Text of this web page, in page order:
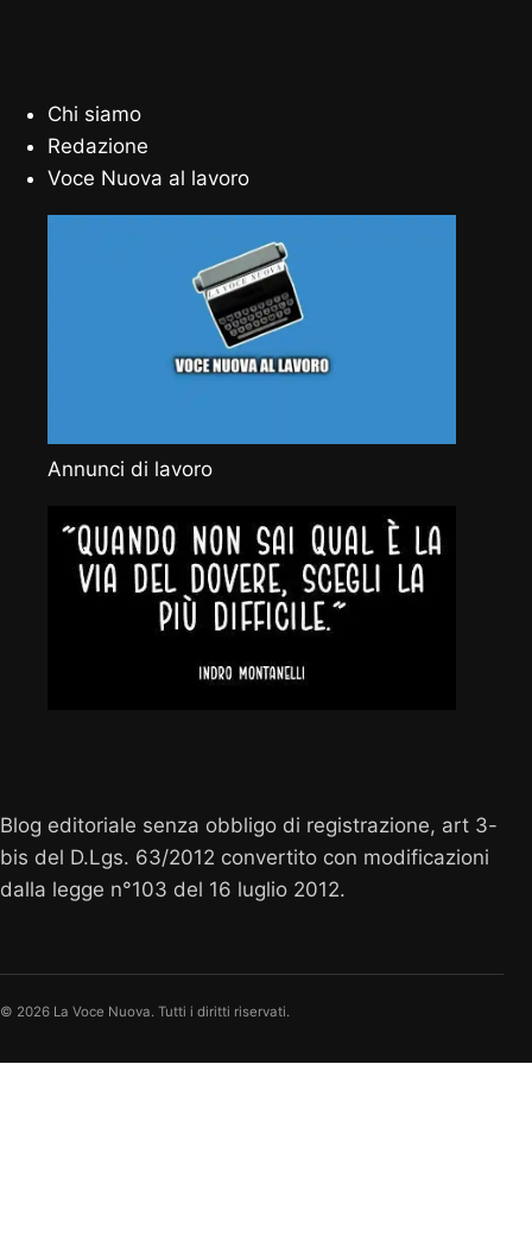
Chi siamo
Redazione
Voce Nuova al lavoro
Annunci di lavoro
Blog editoriale senza obbligo di registrazione, art 3-
bis del D.Lgs. 63/2012 convertito con modificazioni
dalla legge n°103 del 16 luglio 2012.
© 2026 La Voce Nuova. Tutti i diritti riservati.